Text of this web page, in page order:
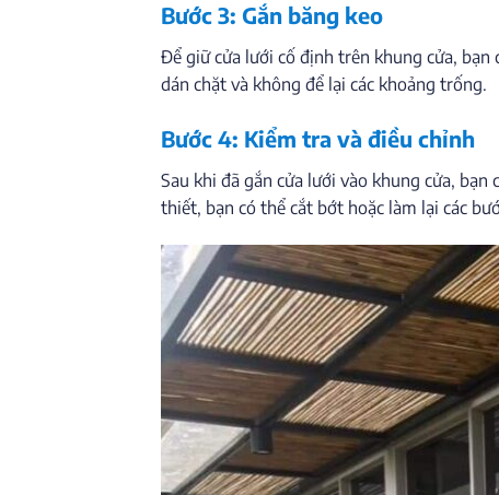
Bước 3: Gắn băng keo
Để giữ cửa lưới cố định trên khung cửa, bạn
dán chặt và không để lại các khoảng trống.
Bước 4: Kiểm tra và điều chỉnh
Sau khi đã gắn cửa lưới vào khung cửa,
thiết, bạn có thể cắt bớt hoặc làm lại các